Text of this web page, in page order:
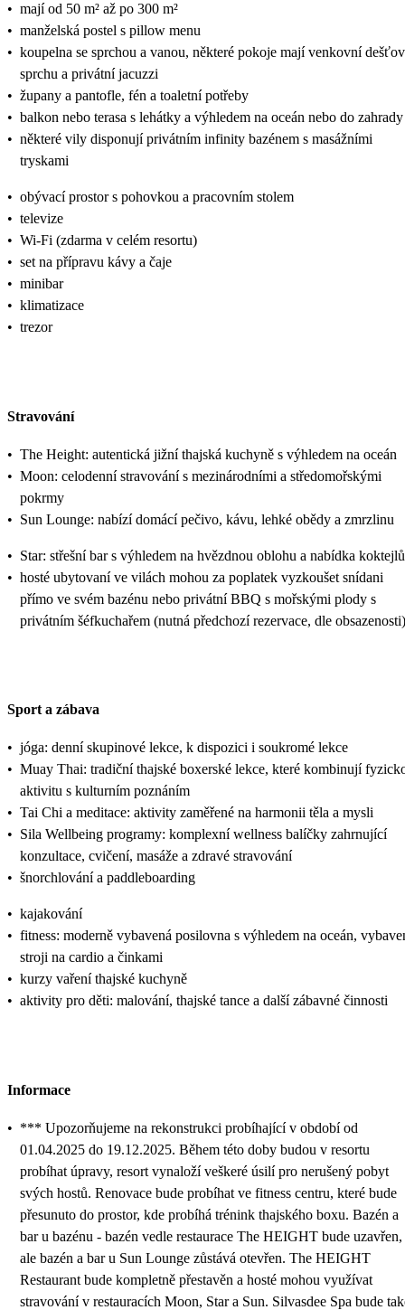
• mají od 50 m² až po 300 m²
• manželská postel s pillow menu
• koupelna se sprchou a vanou, některé pokoje mají venkovní
sprchu a privátní jacuzzi
• župany a pantofle, fén a toaletní potřeby
• balkon nebo terasa s lehátky a výhledem na oceán nebo do zahrady
• některé vily disponují privátním infinity bazénem s masážními
tryskami
• obývací prostor s pohovkou a pracovním stolem
• televize
• Wi-Fi (zdarma v celém resortu)
• set na přípravu kávy a čaje
• minibar
• klimatizace
• trezor
Stravování
• The Height: autentická jižní thajská kuchyně s výhledem na oceán
• Moon: celodenní stravování s mezinárodními a středomořskými
pokrmy
• Sun Lounge: nabízí domácí pečivo, kávu, lehké obědy a zmrzlinu
• Star: střešní bar s výhledem na hvězdnou oblohu a nabídka koktejlů
• hosté ubytovaní ve vilách mohou za poplatek vyzkoušet snídani
přímo ve svém bazénu nebo privátní BBQ s mořskými plody s
privátním šéfkuchařem (nutná předchozí rezervace, dle obsazenosti)
Sport a zábava
• jóga: denní skupinové lekce, k dispozici i soukromé lekce
• Muay Thai: tradiční thajské boxerské lekce, které kombinují
aktivitu s kulturním poznáním
• Tai Chi a meditace: aktivity zaměřené na harmonii těla a mysli
• Sila Wellbeing programy: komplexní wellness balíčky zahrnující
konzultace, cvičení, masáže a zdravé stravování
• šnorchlování a paddleboarding
• kajakování
• fitness: moderně vybavená posilovna s výhledem na oceán,
stroji na cardio a činkami
• kurzy vaření thajské kuchyně
• aktivity pro děti: malování, thajské tance a další zábavné činnosti
Informace
• *** Upozorňujeme na rekonstrukci probíhající v období od
01.04.2025 do 19.12.2025. Během této doby budou v resortu
probíhat úpravy, resort vynaloží veškeré úsilí pro nerušený pobyt
svých hostů. Renovace bude probíhat ve fitness centru, které bude
přesunuto do prostor, kde probíhá trénink thajského boxu. Bazén a
bar u bazénu - bazén vedle restaurace The HEIGHT bude uzavřen,
ale bazén a bar u Sun Lounge zůstává otevřen. The HEIGHT
Restaurant bude kompletně přestavěn a hosté mohou využívat
stravování v restauracích Moon, Star a Sun. Silvasdee Spa bude